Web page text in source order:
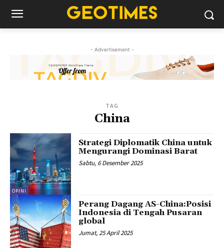
- Advertisement -
TAG
China
OPINI
Strategi Diplomatik China untuk
Mengurangi Dominasi Barat
Sabtu, 6 Desember 2025
Perang Dagang AS-China:Posisi
Indonesia di Tengah Pusaran
global
Jumat, 25 April 2025